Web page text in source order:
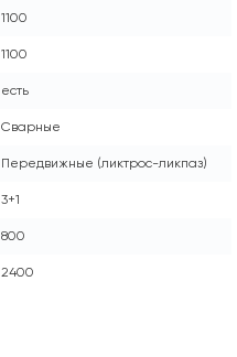
1100
1100
есть
Сварные
Передвижные (ликтрос-ликпаз)
3+1
800
2400